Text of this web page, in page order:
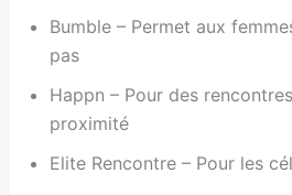
Bumble – Permet aux
pas
Happn – Pour des
proximité
Elite Rencontre – Pour les